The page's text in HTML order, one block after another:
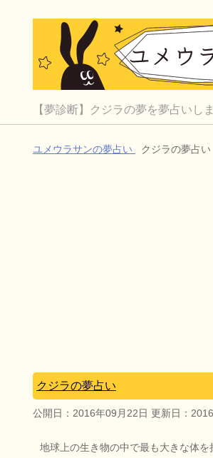
【夢診断】クジラの夢を夢占いし
ユメウラサンの夢占い クジラの夢占い
クジラの夢占い
公開日： 2016年09月22日 更新日：
地球上の生き物の中で最も大きな体を